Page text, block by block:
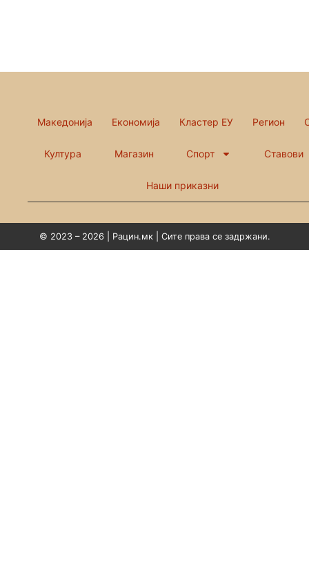
Македонија Економија Кластер ЕУ Регион
Култура Магазин Спорт Ставови
Наши приказни
© 2023 – 2026 | Рацин.мк | Сите права се задржани.